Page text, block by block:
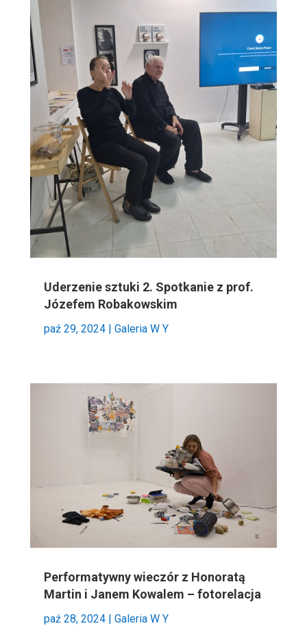
Uderzenie sztuki 2. Spotkanie z prof.
Józefem Robakowskim
paź 29, 2024| Galeria W Y
Performatywny wieczór z Honoratą
Martin i Janem Kowalem – fotorelacja
paź 28, 2024| Galeria W Y